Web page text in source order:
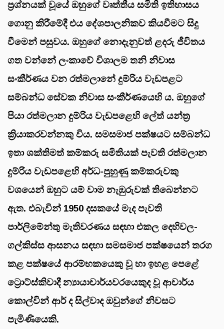
ප්‍රශ්නයක් වූයේ ඔහුගේ වෘත්තීය සමිති ඉතිහාසය
ගොනු කිරීමේදී එය දේශපාලනිකව කියවීමට සිදු
වීමෙන් පසුවය. ඔහුගේ නොදැනුවත් ළදරු ජීවිතය
ගත වන්නේ ලංකාවේ විශාලම තනි නිවාස
සංකීර්ණය වන රත්මලානේ දුම්රිය වැඩපළට
සම්බන්ධ සේවක නිවාස සංකීර්ණයෙහි ය. ඔහුගේ
පියා රත්මලාන දුම්රිය වැඩපළෙහි ලේත් යන්ත්‍ර
ක්‍රියාකරවන්නකු විය. සමසමාජ පක්ෂයට සම්බන්ධ
ඉතා ශක්තිමත් කම්කරු සමිතියක් පැවති රත්මලාන
දුම්රිය වැඩපළෙහි අර්ධ-පුහුණු කම්කරුවකු
වශයෙන් ඔහුට යම් වාම නැඹුරුවක් තිබෙන්නට
ඇත. එබැවින් 1950 දසකයේ මැද පැවති
පාර්ලිමේන්තු මැතිවරණය සඳහා එකල දෙහිවල-
ගල්කිස්ස ආසනය සඳහා සමසමාජ පක්ෂයෙන් තරග
කළ පක්ෂයේ ආරම්භකයෙකු වූ හා ඉහළ පෙළේ
ට්‍රොට්ස්කිවාදී න්‍යායාචාර්යවරයෙකුද වූ ආචාර්ය
කොල්වින් ආර් ද සිල්වාද ඔවුන්ගේ නිවසට
පැමිණියෙකි.